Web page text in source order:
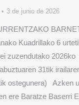
3 de junio de 2026
Kuadrillako 6
zuzendutako 2026ko
31tik
ostegunera) Azken
ere Baratze Baserri